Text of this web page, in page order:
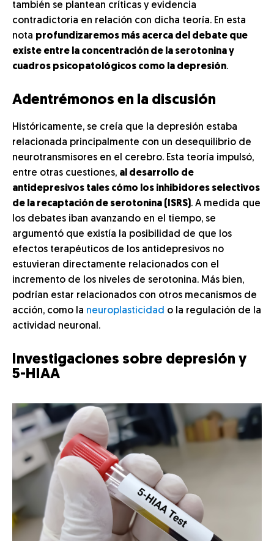
también se plantean críticas y evidencia
contradictoria en relación con dicha teoría. En esta
nota profundizaremos más acerca del debate que
existe entre la concentración de la serotonina y
cuadros psicopatológicos como la depresión.
Adentrémonos en la discusión
Históricamente, se creía que la depresión estaba
relacionada principalmente con un desequilibrio de
neurotransmisores en el cerebro. Esta teoría impulsó,
entre otras cuestiones, al desarrollo de
antidepresivos tales cómo los inhibidores selectivos
de la recaptación de serotonina (ISRS) . A medida que
los debates iban avanzando en el tiempo, se
argumentó que existía la posibilidad de que los
efectos terapéuticos de los antidepresivos no
estuvieran directamente relacionados con el
incremento de los niveles de serotonina. Más bien,
podrían estar relacionados con otros mecanismos de
acción, como la neuroplasticidad o la regulación de la
actividad neuronal.
Investigaciones sobre depresión y
5-HIAA